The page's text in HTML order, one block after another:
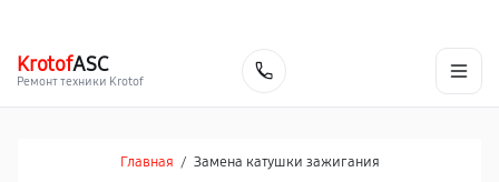
KrotofASC
Ремонт техники Krotof
Главная / Замена катушки зажигания